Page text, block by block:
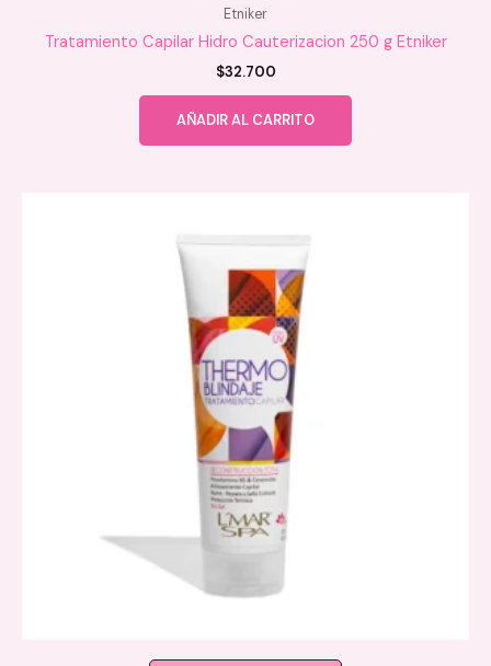
Etniker
Tratamiento Capilar Hidro Cauterizacion 250 g Etniker
$32.700
AÑADIR AL CARRITO